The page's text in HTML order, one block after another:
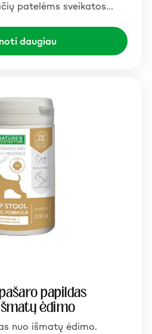
patelėms sveikatos…
daugiau
papildas
ėdimo
nuo išmatų ėdimo.